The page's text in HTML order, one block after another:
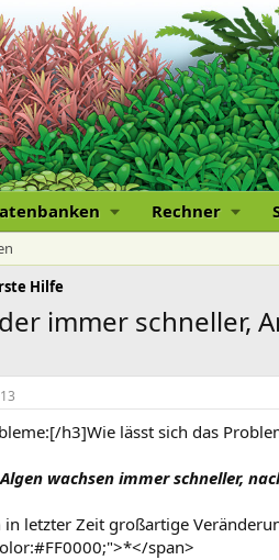
Rechner
Hilfe
immer schneller,
h3]Wie lässt sich das
wachsen immer schneller,
in letzter Zeit großartige
span>